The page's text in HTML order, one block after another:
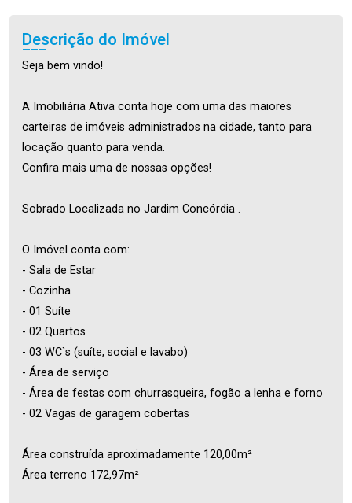
Descrição do Imóvel
Seja bem vindo!
A Imobiliária Ativa conta hoje com uma das maiores
carteiras de imóveis administrados na cidade, tanto para
locação quanto para venda.
Confira mais uma de nossas opções!
Sobrado Localizada no Jardim Concórdia .
O Imóvel conta com:
- Sala de Estar
- Cozinha
- 01 Suíte
- 02 Quartos
- 03 WC`s (suíte, social e lavabo)
- Área de serviço
- Área de festas com churrasqueira, fogão a lenha e forno
- 02 Vagas de garagem cobertas
Área construída aproximadamente 120,00m²
Área terreno 172,97m²